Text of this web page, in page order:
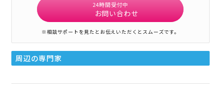
24時間受付中
お問い合わせ
※相談サポートを見たとお伝えいただくとスムーズです。
周辺の専門家